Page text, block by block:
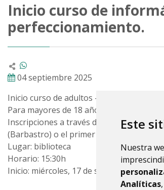
Este
Nuestra
Analíticas
Inicio curso de
perfeccionamiento.
04 septiembre 2025
Inicio curso de adultos - Nivel
Para mayores de 18 años
Inscripciones a través de la página web
(Barbastro) o el primer día de clase.
Lugar: biblioteca
Horario: 15:30h
Inicio: miércoles, 17 de septiembre